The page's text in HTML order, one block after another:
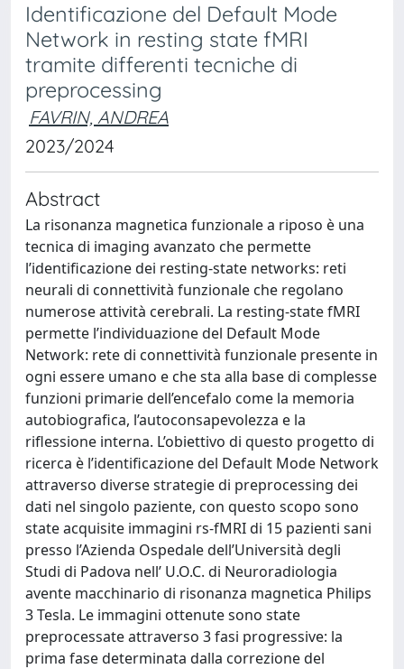
Identificazione del Default Mode
Network in resting state fMRI
tramite differenti tecniche di
preprocessing
FAVRIN, ANDREA
2023/2024
Abstract
La risonanza magnetica funzionale a riposo è una
tecnica di imaging avanzato che permette
l’identificazione dei resting-state networks: reti
neurali di connettività funzionale che regolano
numerose attività cerebrali. La resting-state fMRI
permette l’individuazione del Default Mode
Network: rete di connettività funzionale presente in
ogni essere umano e che sta alla base di complesse
funzioni primarie dell’encefalo come la memoria
autobiografica, l’autoconsapevolezza e la
riflessione interna. L’obiettivo di questo progetto di
ricerca è l’identificazione del Default Mode Network
attraverso diverse strategie di preprocessing dei
dati nel singolo paziente, con questo scopo sono
state acquisite immagini rs-fMRI di 15 pazienti sani
presso l’Azienda Ospedale dell’Università degli
Studi di Padova nell’ U.O.C. di Neuroradiologia
avente macchinario di risonanza magnetica Philips
3 Tesla. Le immagini ottenute sono state
preprocessate attraverso 3 fasi progressive: la
prima fase determinata dalla correzione del